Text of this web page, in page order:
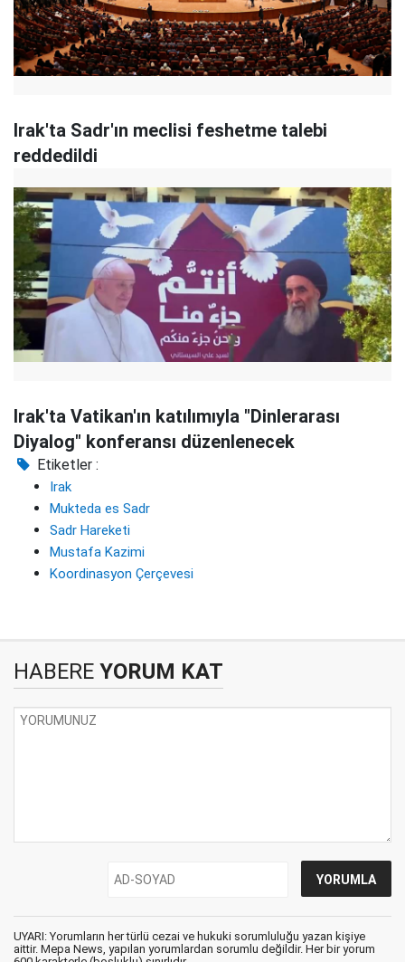
Irak'ta Sadr'ın meclisi feshetme talebi
reddedildi
Irak'ta Vatikan'ın katılımıyla "Dinlerarası
Diyalog" konferansı düzenlenecek
Etiketler :
Irak
Mukteda es Sadr
Sadr Hareketi
Mustafa Kazimi
Koordinasyon Çerçevesi
HABERE YORUM KAT
UYARI: Yorumların her türlü cezai ve hukuki sorumluluğu yazan kişiye
aittir. Mepa News, yapılan yorumlardan sorumlu değildir. Her bir yorum